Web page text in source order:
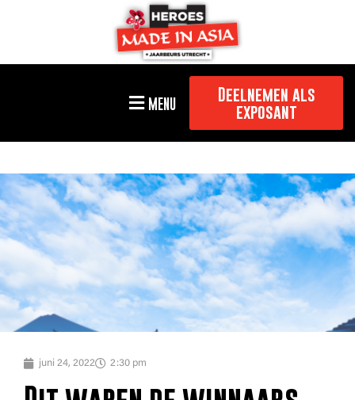
MENU
Deelnemen als
exposant
juni 24, 2022 2:30 pm